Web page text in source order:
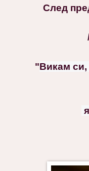
След
"Викам си,